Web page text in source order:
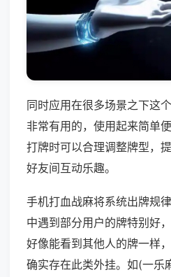
同时应用在很多场景之下这
非常有用的，使用起来简单
打牌时可以合理调整牌型，
好友间互动乐趣。
手机打血战麻将系统出牌规
中遇到部分用户的牌特别好
好像能看到其他人的牌一样
确实存在此类外挂。如(一乐